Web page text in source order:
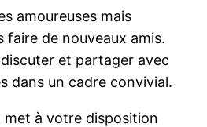
amoureuses mais
faire de nouveaux amis.
et partager avec
dans un cadre convivial.
met à votre disposition